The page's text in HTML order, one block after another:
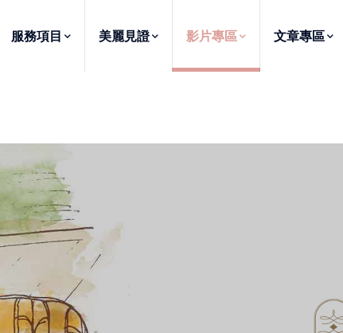
服務項目 美麗見證 影片專區 文章專區